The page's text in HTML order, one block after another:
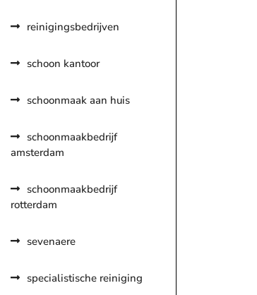
reinigingsbedrijven
schoon kantoor
schoonmaak aan huis
schoonmaakbedrijf
amsterdam
schoonmaakbedrijf
rotterdam
sevenaere
specialistische reiniging